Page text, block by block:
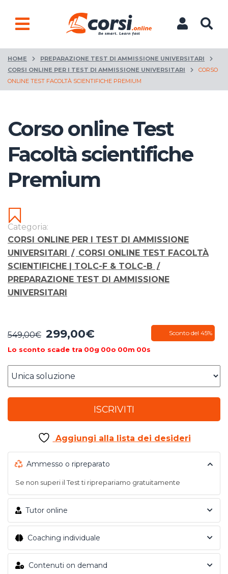
HOME
PREPARAZIONE TEST DI AMMISSIONE UNIVERSITARI
CORSI ONLINE PER I TEST DI AMMISSIONE UNIVERSITARI
CORSO
ONLINE TEST FACOLTÀ SCIENTIFICHE PREMIUM
Corso online Test
Facoltà scientifiche
Premium
Categoria:
CORSI ONLINE PER I TEST DI AMMISSIONE
UNIVERSITARI
/ CORSI ONLINE TEST FACOLTÀ
SCIENTIFICHE | TOLC-F & TOLC-B /
PREPARAZIONE TEST DI AMMISSIONE
UNIVERSITARI
549,00€ Il
prezzo
era:
549,00€.
299,00€Il
attuale
è:
Sconto del 45%
Lo sconto scade tra 00g 00o 00m 00s
ISCRIVITI
Aggiungi alla lista dei desideri
Ammesso o ripreparato
Se non superi il Test ti riprepariamo gratuitamente
Tutor online
Coaching individuale
Contenuti on demand